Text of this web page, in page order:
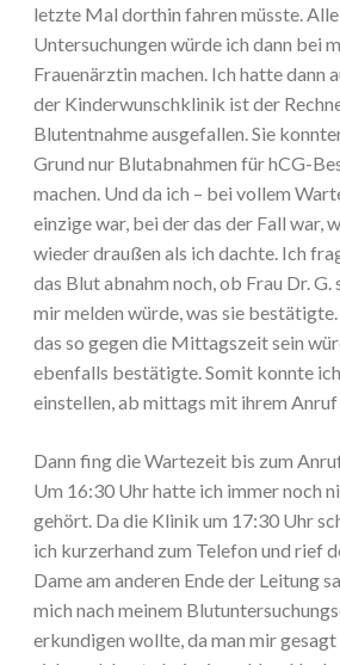
letzte Mal dorthin fahren müsste. Alle
Untersuchungen würde ich dann bei
Frauenärztin machen. Ich hatte dann
der Kinderwunschklinik ist der
Blutentnahme ausgefallen. Sie
Grund nur Blutabnahmen für hCG-
machen. Und da ich – bei vollem
einzige war, bei der das der Fall war,
wieder draußen als ich dachte. Ich
das Blut abnahm noch, ob Frau Dr. G.
mir melden würde, was sie
das so gegen die Mittagszeit sein
ebenfalls bestätigte. Somit konnte
einstellen, ab mittags mit ihrem Anruf
Dann fing die Wartezeit bis zum
Um 16:30 Uhr hatte ich immer noch
gehört. Da die Klinik um 17:30 Uhr
ich kurzerhand zum Telefon und rief
Dame am anderen Ende der Leitung
mich nach meinem
erkundigen wollte, da man mir